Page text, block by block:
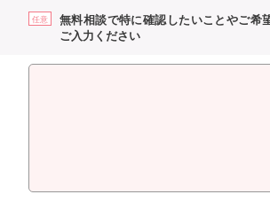
任意
無料相談で特に確認したいことやご希
ご入力ください